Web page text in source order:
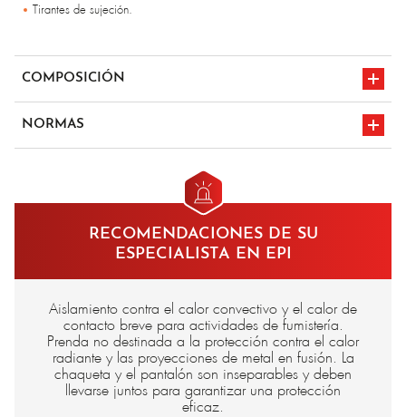
Tirantes de sujeción.
COMPOSICIÓN
Felpa para-aramida forro algodón con tratamiento retardante de
llama
Capa intermedia aislante de fieltro carbono/aramida
NORMAS
RECOMENDACIONES DE SU
ESPECIALISTA EN EPI
Aislamiento contra el calor convectivo y el calor de
contacto breve para actividades de fumistería.
Prenda no destinada a la protección contra el calor
radiante y las proyecciones de metal en fusión. La
chaqueta y el pantalón son inseparables y deben
llevarse juntos para garantizar una protección
eficaz.